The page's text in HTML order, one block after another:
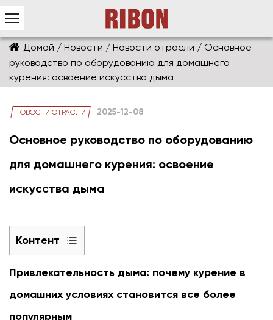
Домой / Новости / Новости отрасли / Основное
руководство по оборудованию для домашнего
курения: освоение искусства дыма
НОВОСТИ ОТРАСЛИ 2025-12-08
Основное руководство по оборудованию
для домашнего курения: освоение
искусства дыма
Контент
1
Привлекательность
дыма:
Привлекательность дыма: почему курение в
домашних условиях становится все более
популярным